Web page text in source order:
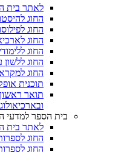
לאתר בית
החוג
החוג
החוג
החוג
החוג
החוג למקרא
תוכנית
בית הספר למדעי
לאתר בית
החוג
החוג